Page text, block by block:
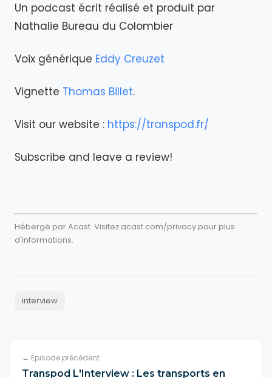
Un podcast écrit réalisé et produit par
Nathalie Bureau du Colombier
Voix générique Eddy Creuzet
Vignette Thomas Billet.
Visit our website : https://transpod.fr/
Subscribe and leave a review!
Hébergé par Acast. Visitez acast.com/privacy pour plus
d'informations.
interview
← Épisode précédent
Transpod L'Interview : Les transports en